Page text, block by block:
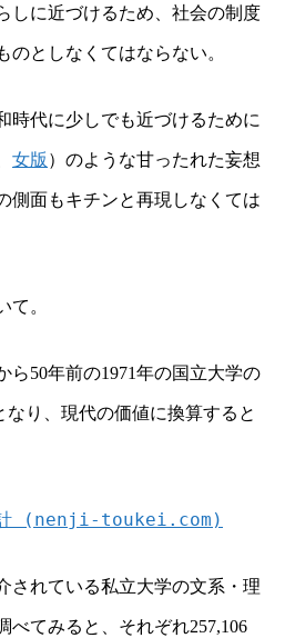
しに近づけるため、社会の制度
としなくてはならない。
時代に少しでも近づけるために
女版 ）のような甘ったれた妄想
側面もキチンと再現しなくては
。
ら50年前の1971年の国立大学の
なり、現代の価値に換算すると
計 (nenji-toukei.com)
されている私立大学の文系・理
べてみると、それぞれ257,106